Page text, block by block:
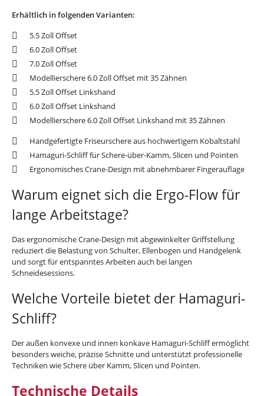
Erhältlich in folgenden Varianten:
5.5 Zoll Offset
6.0 Zoll Offset
7.0 Zoll Offset
Modellierschere 6.0 Zoll Offset mit 35 Zähnen
5.5 Zoll Offset Linkshand
6.0 Zoll Offset Linkshand
Modellierschere 6.0 Zoll Offset Linkshand mit 35 Zähnen
Handgefertigte Friseurschere aus hochwertigem Kobaltstahl
Hamaguri-Schliff für Schere-über-Kamm, Slicen und Pointen
Ergonomisches Crane-Design mit abnehmbarer Fingerauflage
Warum eignet sich die Ergo-Flow für
lange Arbeitstage?
Das ergonomische Crane-Design mit abgewinkelter Griffstellung
reduziert die Belastung von Schulter, Ellenbogen und Handgelenk
und sorgt für entspanntes Arbeiten auch bei langen
Schneidesessions.
Welche Vorteile bietet der Hamaguri-
Schliff?
Der außen konvexe und innen konkave Hamaguri-Schliff ermöglicht
besonders weiche, präzise Schnitte und unterstützt professionelle
Techniken wie Schere über Kamm, Slicen und Pointen.
Technische Details